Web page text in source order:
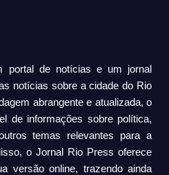
portal de notícias e um jornal
notícias sobre a cidade do Rio
abrangente e atualizada, o
de informações sobre política,
temas relevantes para a
o Jornal Rio Press oferece
versão online, trazendo ainda